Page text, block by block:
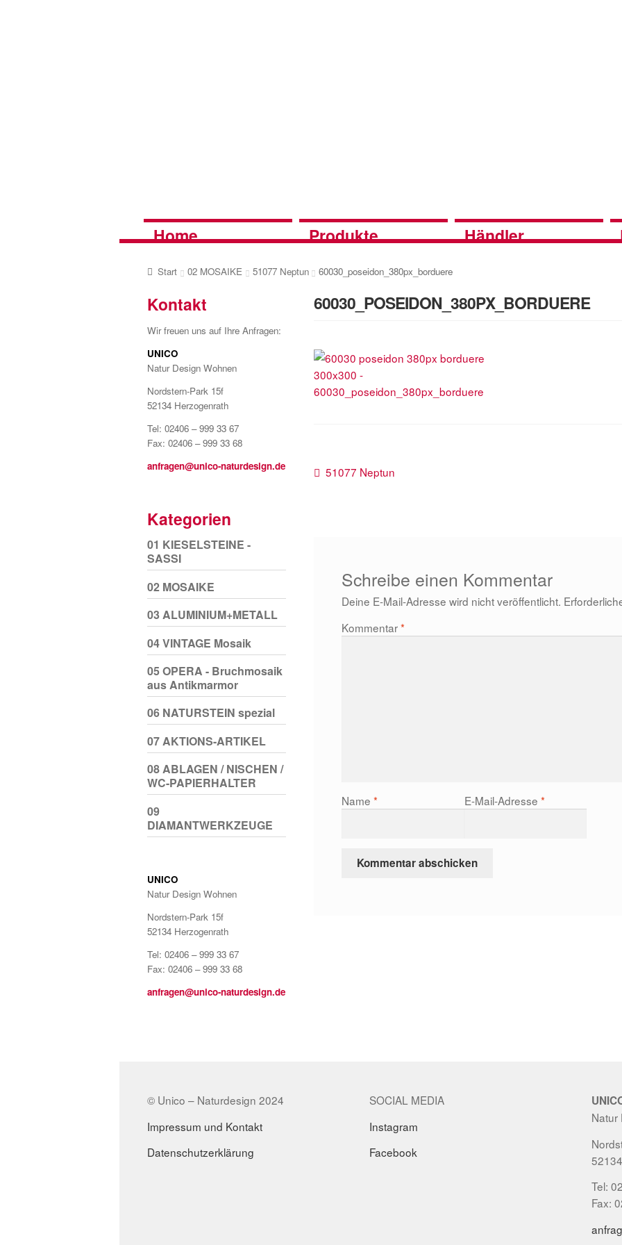
Home Produkte Händler
Start 02 MOSAIKE 51077 Neptun 60030_poseidon_380px_borduere
60030_POSEIDON_380PX_BORDUERE
Beitragsnavigation
Vorheriger
51077 Neptun
Schreibe einen Kommentar
Deine E-Mail-Adresse wird nicht veröffentlicht.
Kommentar*
Name* E-Mail-Adresse *
Kontakt
Wir freuen uns auf Ihre Anfragen:
UNICO
Natur Design Wohnen
Nordstern-Park 15f
52134 Herzogenrath
Tel: 02406 – 999 33 67
Fax: 02406 – 999 33 68
anfragen@unico-naturdesign.de
Kategorien
01 KIESELSTEINE -
SASSI
02 MOSAIKE
03 ALUMINIUM+METALL
04 VINTAGE Mosaik
05 OPERA - Bruchmosaik
aus Antikmarmor
06 NATURSTEIN spezial
07 AKTIONS-ARTIKEL
08 ABLAGEN / NISCHEN /
WC-PAPIERHALTER
09
DIAMANTWERKZEUGE
UNICO
Natur Design Wohnen
Nordstern-Park 15f
52134 Herzogenrath
Tel: 02406 – 999 33 67
Fax: 02406 – 999 33 68
anfragen@unico-naturdesign.de
© Unico – Naturdesign 2024
Impressum und Kontakt
Datenschutzerklärung
SOCIAL MEDIA
Instagram
Facebook
Natur
Tel:
Fax: